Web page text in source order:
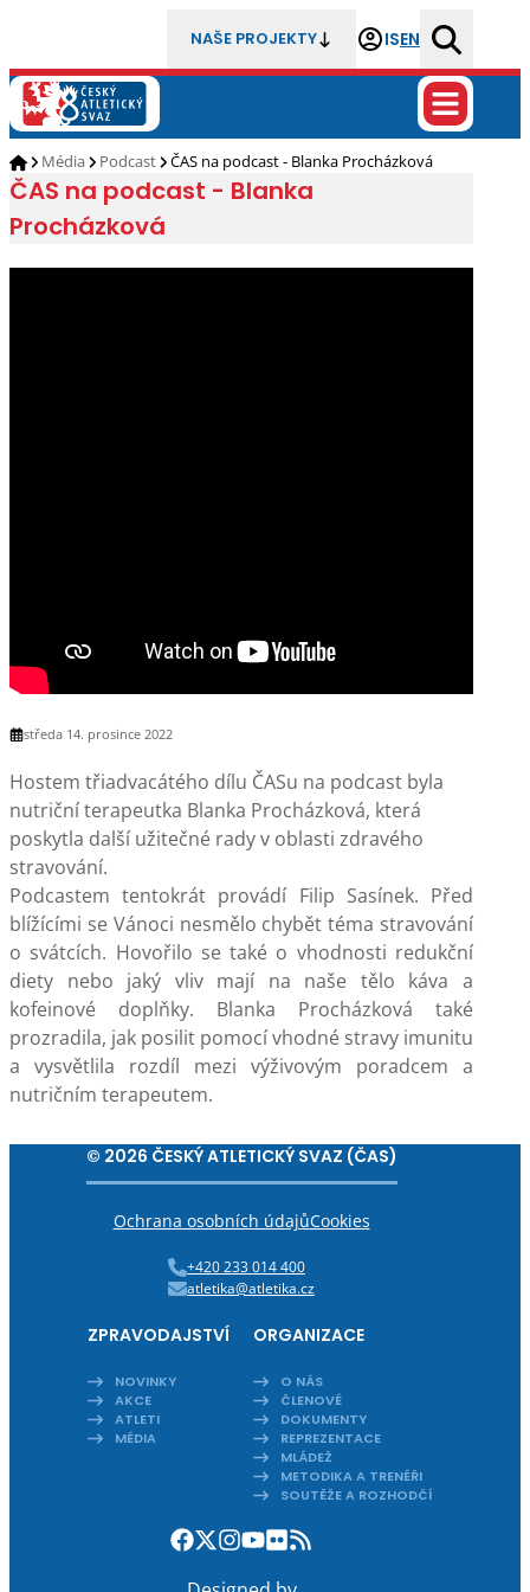
NAŠE PROJEKTY ISEN
Média Podcast ČAS na podcast - Blanka Procházková
ČAS na podcast - Blanka
Procházková
středa 14. prosince 2022
Hostem třiadvacátého dílu ČASu na podcast byla
nutriční terapeutka Blanka Procházková, která
poskytla další užitečné rady v oblasti zdravého
stravování.
Podcastem tentokrát provádí Filip Sasínek. Před
blížícími se Vánoci nesmělo chybět téma stravování
o svátcích. Hovořilo se také o vhodnosti redukční
diety nebo jaký vliv mají na naše tělo káva a
kofeinové doplňky. Blanka Procházková také
prozradila, jak posilit pomocí vhodné stravy imunitu
a vysvětlila rozdíl mezi výživovým poradcem a
nutričním terapeutem.
© 2026 ČESKÝ ATLETICKÝ SVAZ (ČAS)
Ochrana osobních údajůCookies
+420 233 014 400
atletika@atletika.cz
ZPRAVODAJSTVÍ
NOVINKY
AKCE
ATLETI
MÉDIA
ORGANIZACE
O NÁS
ČLENOVÉ
DOKUMENTY
REPREZENTACE
MLÁDEŽ
METODIKA A TRENÉŘI
SOUTĚŽE A ROZHODČÍ